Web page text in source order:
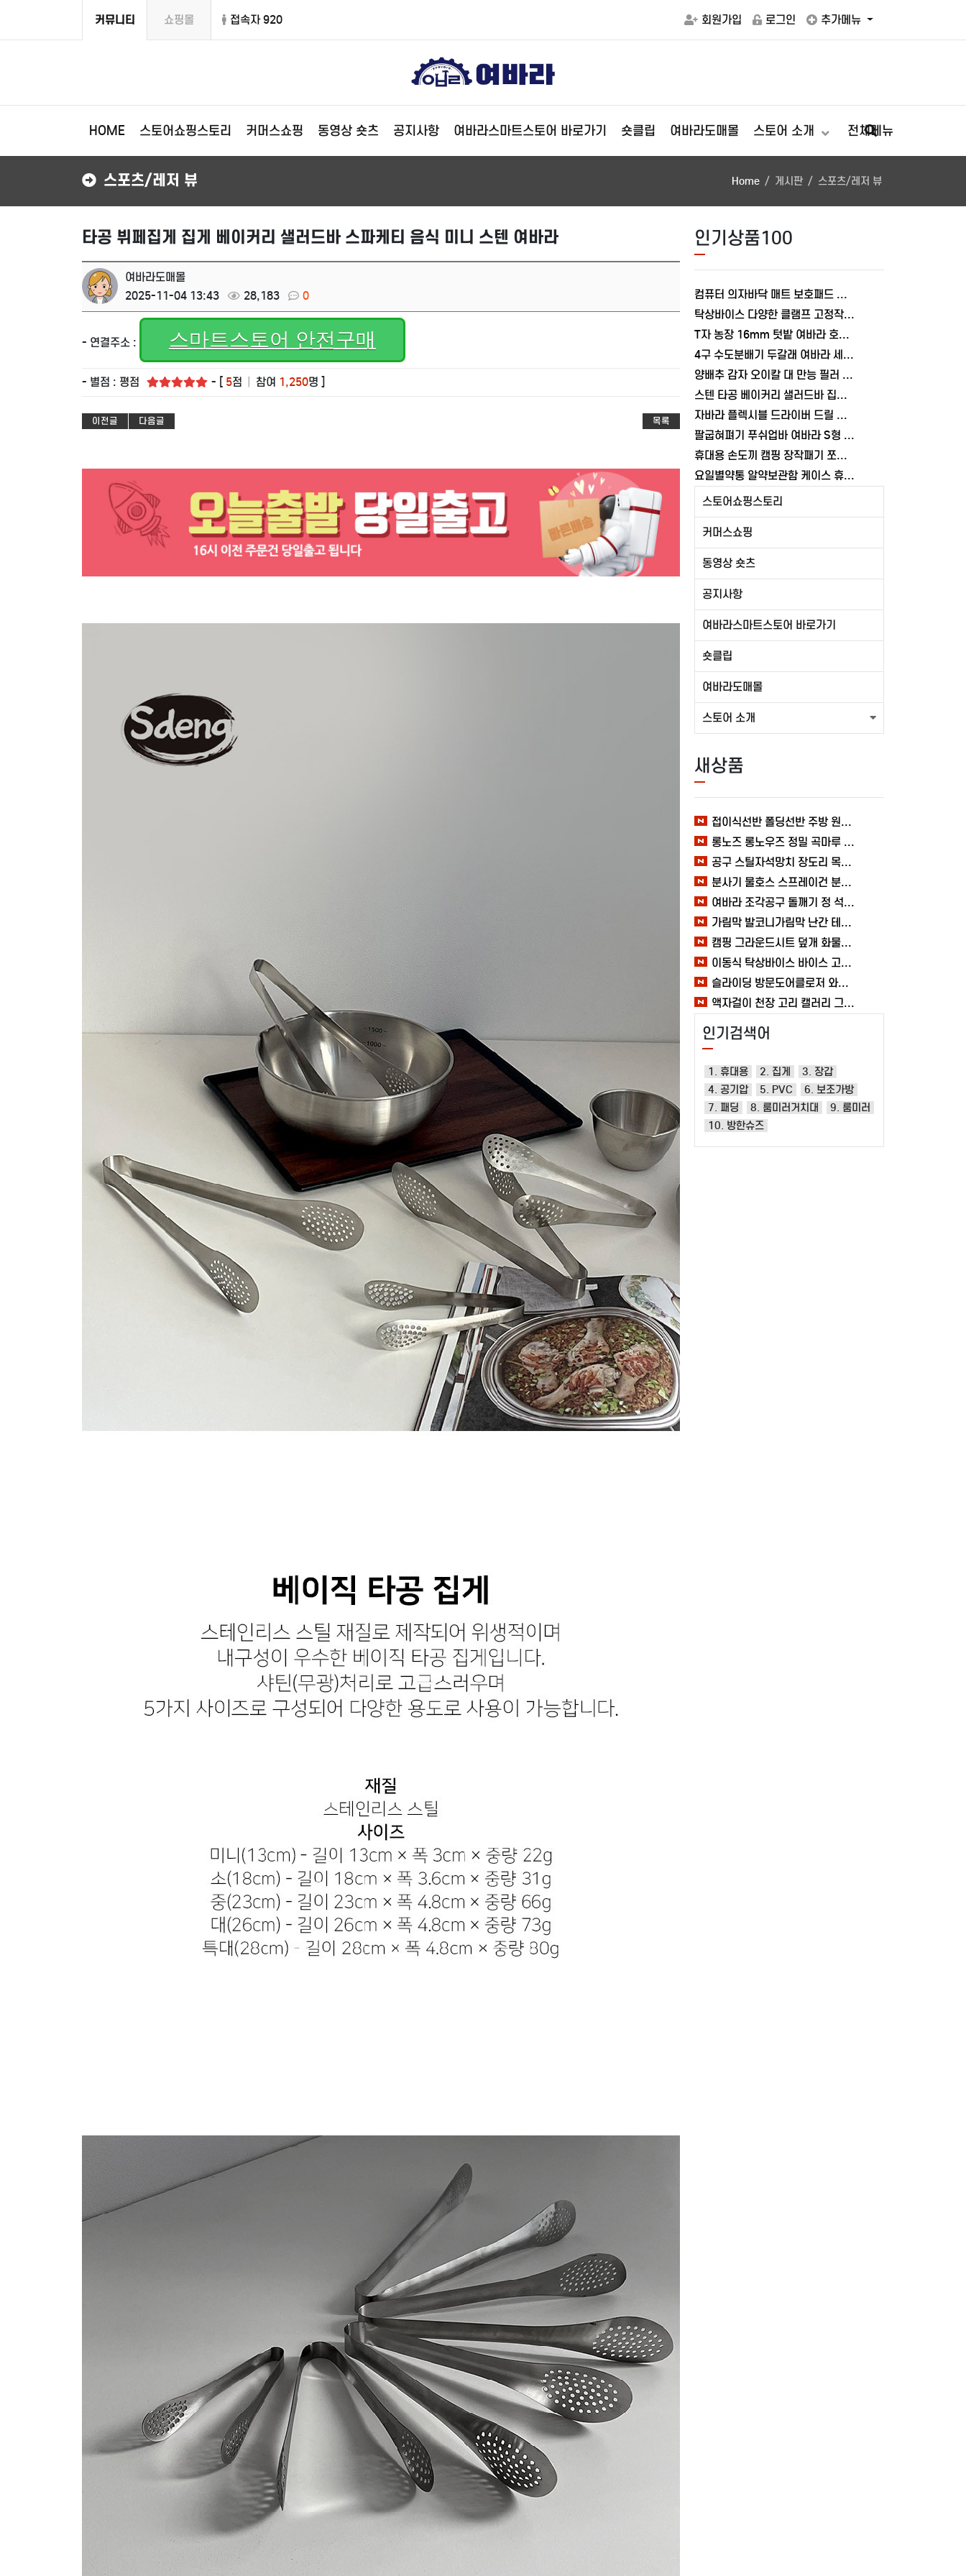
커뮤니티 쇼핑몰 접속자 920 회원가입 로그인 추가메뉴
HOME 스토어쇼핑스토리 커머스쇼핑 동영상 숏츠 공지사항 여바라스마트스토어 바로가기 숏클립 여바라도매몰 스토어 소개 전체메뉴
스포츠/레저 뷰 Home 게시판 스포츠/레저 뷰
타공 뷔페집게 집게 베이커리 샐러드바 스파케티 음식 미니 스텐 여바라
여바라도매몰
2025-11-04 13:43
28,183 0
- 연결주소 : 스마트스토어 안전구매
- 별점 : 평점 - [ 5점 참여 1,250명 ]
이전글 다음글 목록
인기상품100
컴퓨터 의자바닥 매트 보호패드 러그 소음 긁힘방지 브라운, 90X140cm
탁상바이스 다양한 클램프 고정작업 테이블 바이스 가공 목공 80MM 이동식 여바라
T자 농장 16mm 텃밭 여바라 호스연결커넥터 연결탭 물호스 부품
4구 수도분배기 두갈래 여바라 세탁기 베란다 수전분배기 청소 커넥터 수도꼭지 연결구
양배추 감자 오이칼 대 만능 필러 스텐 채칼 야채슬라이서 채썰기
스텐 타공 베이커리 샐러드바 집게 미니 음식 스파케티 뷔페집게
자바라 플렉시블 드라이버 드릴 공구 틈새 비트홀더 코브라 코너 여바라
팔굽혀펴기 푸쉬업바 여바라 S형 푸시업 홈트레이닝 기구
휴대용 손도끼 캠핑 장작패기 쪼개기 도끼 여바라
요일별약통 알약보관함 케이스 휴대용약케이스 영양제 비타민 여바라
스토어쇼핑스토리
커머스쇼핑
동영상 숏츠
공지사항
여바라스마트스토어 바로가기
숏클립
여바라도매몰
스토어 소개
새상품
접이식선반 폴딩선반 주방 원터치 여바라 4단, 이동식 베란다 팬트리 72x34x126.5cm, 수납 블랙
롱노즈 롱노우즈 정밀 곡마루 공구용품 작업 케이블 조립 여바라 공예 전선
공구 스틸자석망치 장도리 목공 쇠망치 캠핑 목수 가정용 빠루 여바라
분사기 물호스 스프레이건 분사건 청소 베란다 대형 원예용 수도 욕실 여바라
여바라 조각공구 돌깨기 정 석공 250x16mm 조각정 송곳형 손보호
가림막 발코니가림막 난간 테라스 가리개 베란다 다용도 사생활보호 3M 여바라
캠핑 그라운드시트 덮개 화물차 시트 바닥 방수포 여바라 타포린 2X3 블루 텐트
이동식 탁상바이스 바이스 고정작업 클램프 테이블 가공 목공 다양한 60MM 여바라
슬라이딩 방문도어클로저 와이어 미닫이 자동문닫힘 1.2mm 열림방지 무타공 중문 여바라
액자걸이 천장 고리 캘러리 그림걸이 레일 전시회 와이어 미술관 세트 여바라
인기검색어
1. 휴대용 2. 집게
3. 장갑
4. 공기압
5. PVC
6. 보조가방
7. 패딩
8. 룸미러거치대
9. 룸미러
10. 방한슈즈